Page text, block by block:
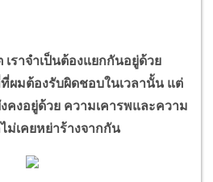
ราจำเป็นต้องแยกกันอยู่ด้วย
ผมต้องรับผิดชอบในเวลานั้น แต่
คงอยู่ด้วย ความเคารพและความ
ม่เคยหย่าร้างจากกัน